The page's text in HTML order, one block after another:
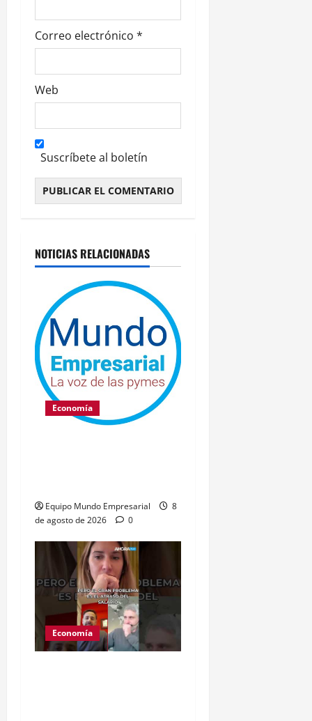
Correo electrónico *
Web
Suscríbete al boletín
NOTICIAS RELACIONADAS
Economía
Equipo Mundo Empresarial
8
de agosto de 2026
0
Economía